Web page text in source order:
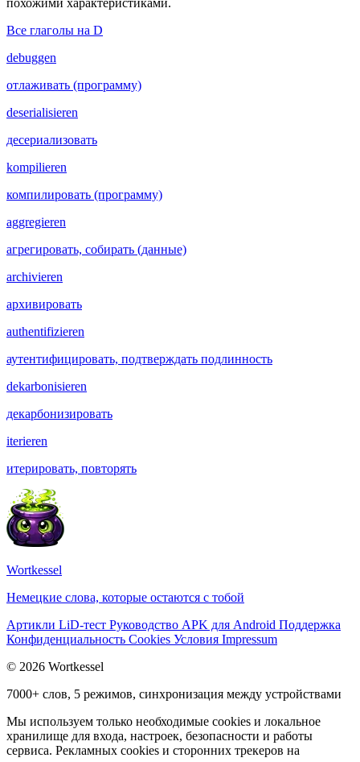
Все глаголы на D
debuggen
отлаживать (программу)
deserialisieren
десериализовать
kompilieren
компилировать (программу)
aggregieren
агрегировать, собирать (данные)
archivieren
архивировать
authentifizieren
аутентифицировать, подтверждать подлинность
dekarbonisieren
декарбонизировать
iterieren
итерировать, повторять
Wortkessel
Немецкие слова, которые остаются с тобой
Артикли LiD-тест Руководство APK для Android Поддержка
Конфиденциальность Cookies Условия Impressum
© 2026 Wortkessel
7000+ слов, 5 режимов, синхронизация между устройствами
Мы используем только необходимые cookies и локальное
хранилище для входа, настроек, безопасности и работы
сервиса. Рекламных cookies и сторонних трекеров на